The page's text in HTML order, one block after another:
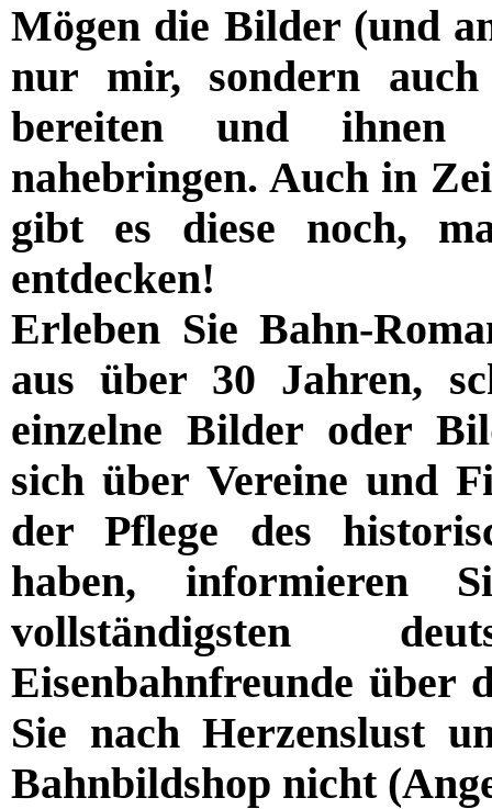
Mögen die Bilder (und
nur mir, sondern auch
bereiten und ihnen
nahebringen. Auch in
gibt es diese noch,
entdecken!
Erleben Sie Bahn-
aus über 30 Jahren,
einzelne Bilder oder
sich über Vereine und
der Pflege des
haben, informieren
vollständigsten
Eisenbahnfreunde über
Sie nach Herzenslust
Bahnbildshop nicht